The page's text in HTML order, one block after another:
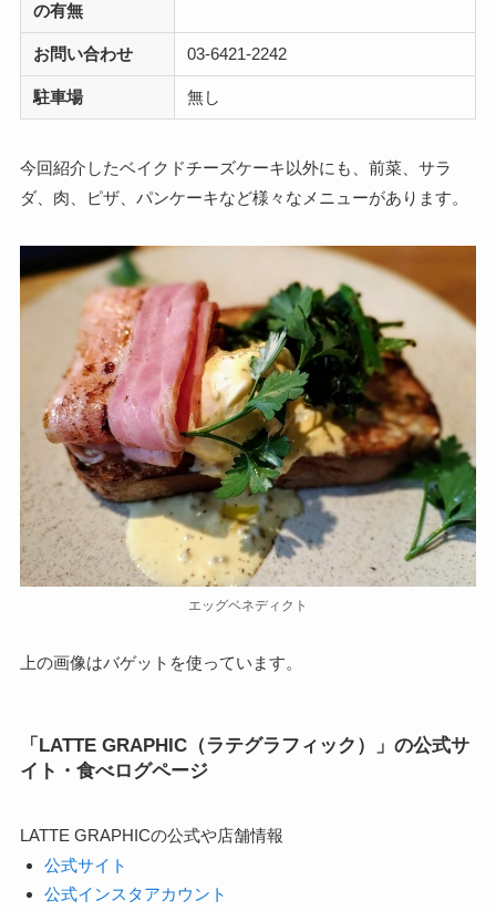
の有無
お問い合わせ 03-6421-2242
駐車場 無し
今回紹介したベイクドチーズケーキ以外にも、前菜、サラ
ダ、肉、ピザ、パンケーキなど様々なメニューがあります。
エッグベネディクト
上の画像はバゲットを使っています。
「LATTE GRAPHIC（ラテグラフィック）」の公式サ
イト・食べログページ
LATTE GRAPHICの公式や店舗情報
公式サイト
公式インスタアカウント